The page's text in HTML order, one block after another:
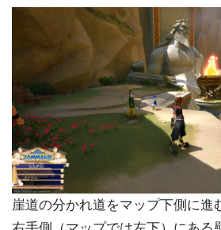
崖道の分かれ道をマップ下側に進